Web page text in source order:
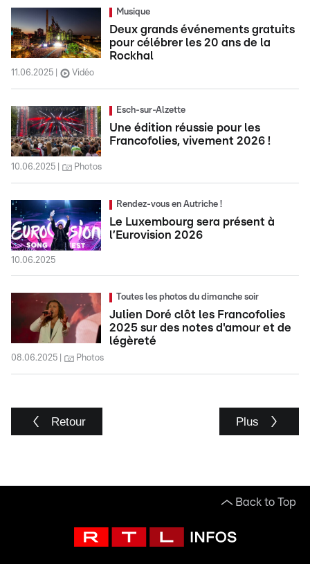
Musique
Deux grands événements gratuits
pour célébrer les 20 ans de la
Rockhal
11.06.2025 Vidéo
Esch-sur-Alzette
Une édition réussie pour les
Francofolies, vivement 2026 !
10.06.2025 Photos
Rendez-vous en Autriche !
Le Luxembourg sera présent à
l’Eurovision 2026
10.06.2025
Toutes les photos du dimanche soir
Julien Doré clôt les Francofolies
2025 sur des notes d'amour et de
légèreté
08.06.2025 Photos
Retour Plus
Back to Top